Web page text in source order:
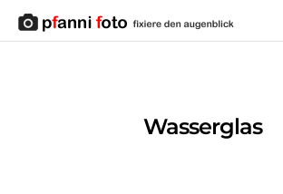
Wasserglas